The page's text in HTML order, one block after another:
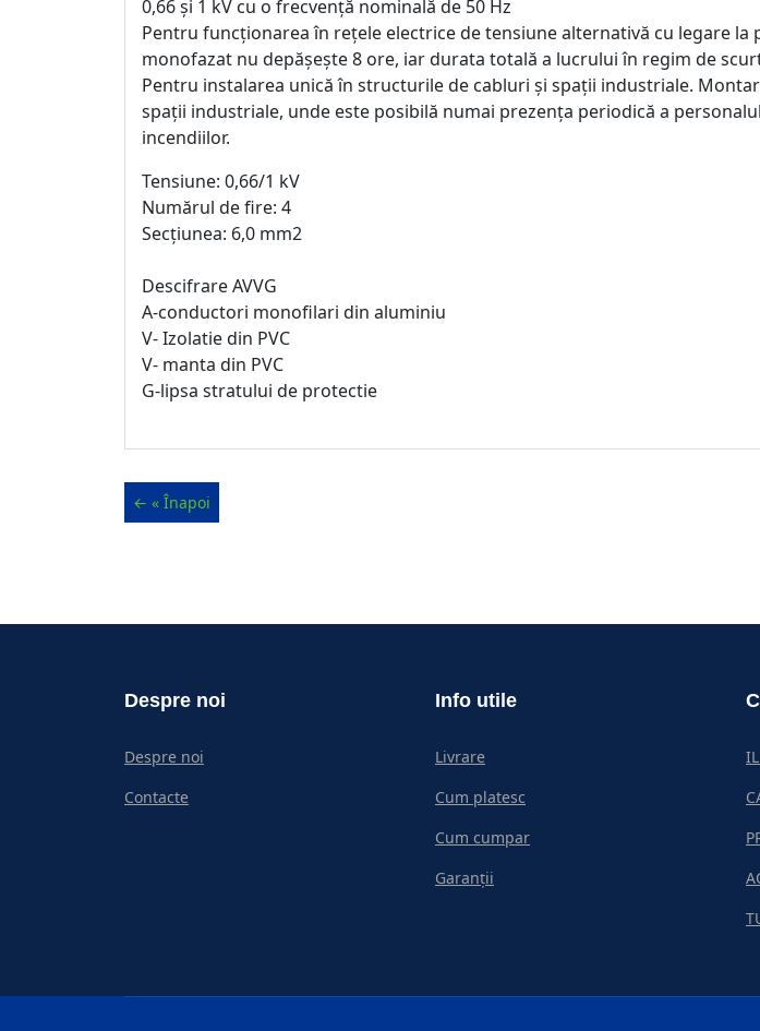
0,66 și 1 kV cu o frecvență nominală de 50 Hz
Pentru funcționarea în rețele electrice de tensiune alternativă cu legare
monofazat nu depășește 8 ore, iar durata totală a lucrului în regim de
Pentru instalarea unică în structurile de cabluri și spații industriale.
spații industriale, unde este posibilă numai prezența periodică a
incendiilor.
Tensiune: 0,66/1 kV
Numărul de fire: 4
Secțiunea: 6,0 mm2
Descifrare AVVG
A-conductori monofilari din aluminiu
V- Izolatie din PVC
V- manta din PVC
G-lipsa stratului de protectie
Despre noi
Despre noi
Contacte
Info utile
Livrare
Cum platesc
Cum cumpar
Garanții